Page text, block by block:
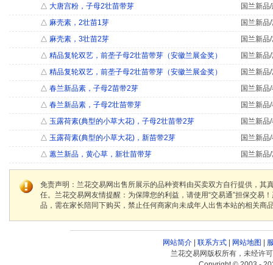
△ 大唐宫粉，子母2壮苗带芽
国兰新品
△ 麻壳素，2壮苗1芽
国兰新品
△ 麻壳素，3壮苗2芽
国兰新品
△ 精品复轮双艺，前垄子母2壮苗带芽（安徽兰展金奖）
国兰新品
△ 精品复轮双艺，前垄子母2壮苗带芽（安徽兰展金奖）
国兰新品
△ 春兰新品素，子母2苗带2芽
国兰新品
△ 春兰新品素，子母2壮苗带芽
国兰新品
△ 玉露荷素(典型的小草大花)，子母2壮苗带2芽
国兰新品
△ 玉露荷素(典型的小草大花)，新苗带2芽
国兰新品
△ 蕙兰新品，黄心草，新壮苗带芽 国兰新品
免责声明：兰花交易网出售所展示的品种资料由买卖双方自行提供，
任。兰花交易网友情提醒：为保障您的利益，请使用“交易通”担保交
品，需在家长陪同下购买，禁止任何商家向未成年人出售本站的相关商
网站简介| 联系方式| 网站地图
兰花交易网版权所有，未经许